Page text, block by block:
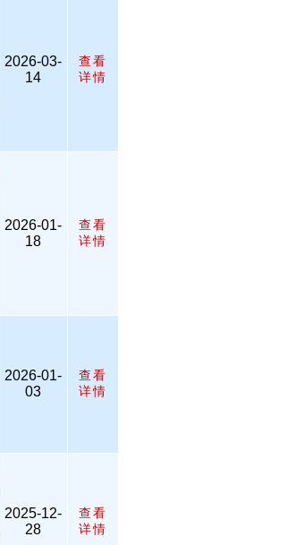
2026-03-
14
查看
详情
2026-01-
18
查看
详情
2026-01-
03
查看
详情
2025-12-
28
查看
详情